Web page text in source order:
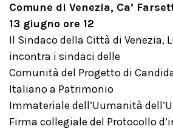
Comune di Venezia, Ca’
13 giugno ore 12
Il Sindaco della Città di Venezia,
incontra i sindaci delle
Comunità del Progetto di
Italiano a Patrimonio
Immateriale dell’Uumanità
Firma collegiale del Protocollo